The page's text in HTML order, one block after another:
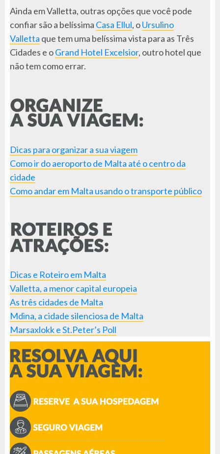
Ainda em Valletta, outras opções que você pode
confiar são a belíssima Casa Ellul, oUrsulino
Valletta que tem uma belíssima vista para as Três
Cidades e oGrand Hotel Excelsior, outro hotel que
não tem como errar.
Dicas para organizar a sua viagem
Como ir do aeroporto de Malta até o centro da
cidade
Como andar em Malta usando o transporte público
Dicas e Roteiro em Malta
Valletta, a menor capital europeia
As três cidades de Malta
Mdina, a cidade silenciosa de Malta
Marsaxlokk e St.Peter’s Poll